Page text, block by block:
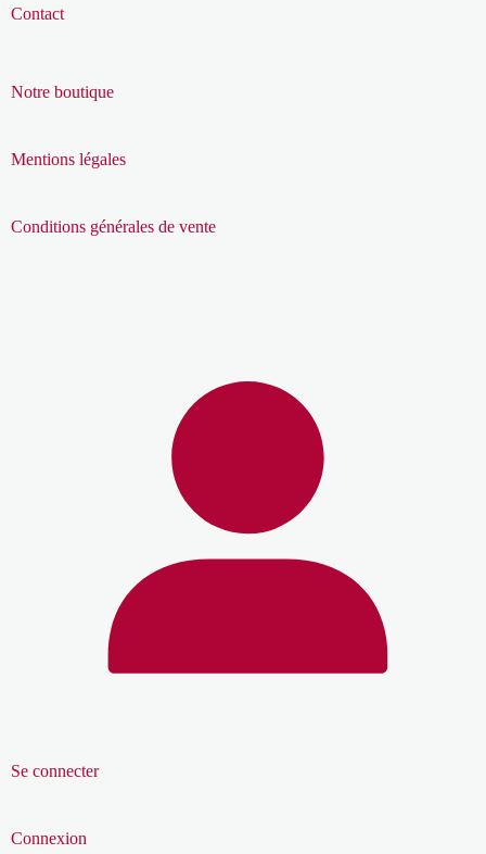
Contact
Notre boutique
Mentions légales
Conditions générales de vente
Se connecter
Connexion